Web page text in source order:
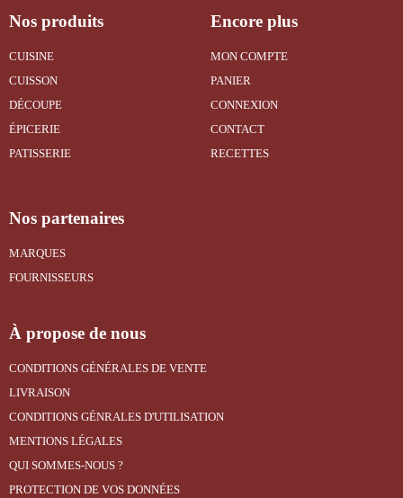
Nos produits
CUISINE
CUISSON
DÉCOUPE
ÉPICERIE
PATISSERIE
Encore plus
MON COMPTE
PANIER
CONNEXION
CONTACT
RECETTES
Nos partenaires
MARQUES
FOURNISSEURS
À propose de nous
CONDITIONS GÉNÉRALES DE VENTE
LIVRAISON
CONDITIONS GÉNRALES D'UTILISATION
MENTIONS LÉGALES
QUI SOMMES-NOUS ?
PROTECTION DE VOS DONNÉES